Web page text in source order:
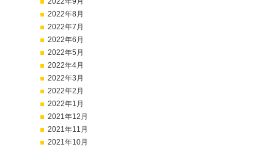
2022年8月
2022年7月
2022年6月
2022年5月
2022年4月
2022年3月
2022年2月
2022年1月
2021年12月
2021年11月
2021年10月